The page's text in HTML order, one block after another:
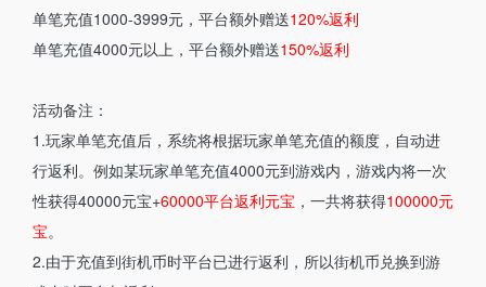
单笔充值1000-3999元， 平台额外赠送120%返利
单笔充值4000元以上， 平台额外赠送150%返利
活动备注：
1.玩家单笔充值后，系统将根据玩家单笔充值的额度，自动进
行返利。例如某玩家单笔充值4000元到游戏内，游戏内将一次
性获得40000元宝+60000平台返利元宝 ，一共将获得100000元
宝。
2.由于充值到街机币时平台已进行返利，所以街机币兑换到游